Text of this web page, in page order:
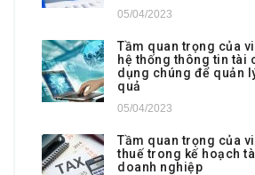
05/04/2023
Tầm quan trọng của
hệ thống thông tin tài
dụng chúng để quản
quả
05/04/2023
Tầm quan trọng của
thuế trong kế hoạch
doanh nghiệp